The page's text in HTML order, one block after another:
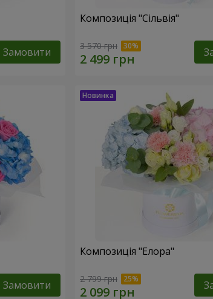
Замовити
Композиція "Сільвія"
3 570 грн
Замовити
Композиція "Елора"
2 799 грн